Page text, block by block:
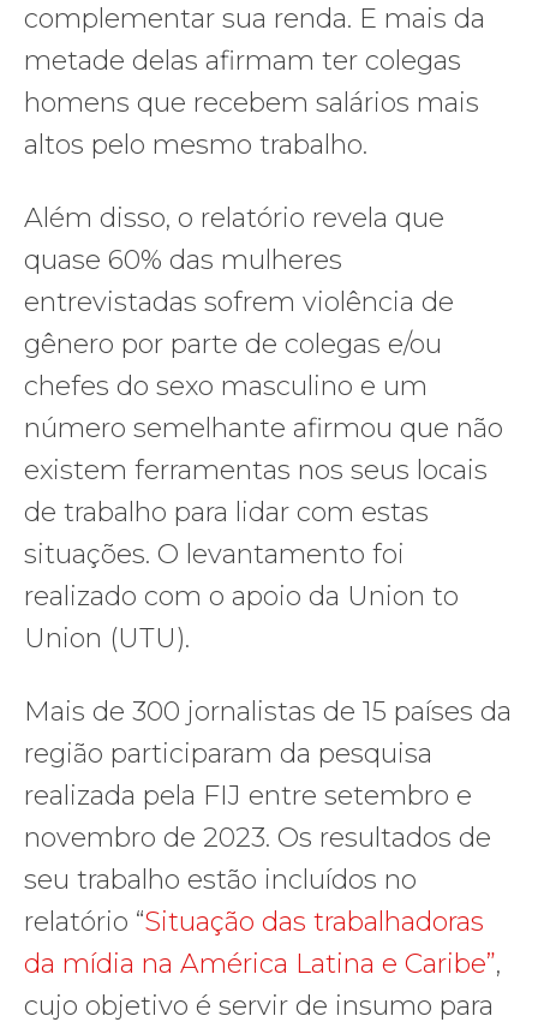
complementar sua renda. E mais da
metade delas afirmam ter colegas
homens que recebem salários mais
altos pelo mesmo trabalho.
Além disso, o relatório revela que
quase 60% das mulheres
entrevistadas sofrem violência de
gênero por parte de colegas e/ou
chefes do sexo masculino e um
número semelhante afirmou que não
existem ferramentas nos seus locais
de trabalho para lidar com estas
situações. O levantamento foi
realizado com o apoio da Union to
Union (UTU).
Mais de 300 jornalistas de 15 países da
região participaram da pesquisa
realizada pela FIJ entre setembro e
novembro de 2023. Os resultados de
seu trabalho estão incluídos no
relatório “Situação das trabalhadoras
da mídia na América Latina e Caribe”,
cujo objetivo é servir de insumo para